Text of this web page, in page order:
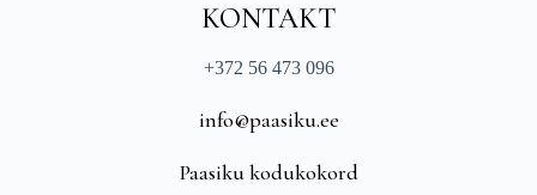
KONTAKT
+372 56 473 096
info@paasiku.ee
Paasiku kodukokord